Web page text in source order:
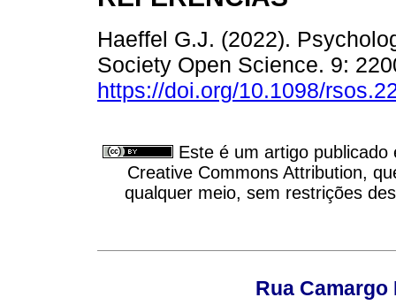
Haeffel G.J. (2022).
Society Open Science. 9:
https://doi.org/10.1098/
Este é um artigo
Creative Commons Attribution,
qualquer meio, sem restrições
Rua Camargo